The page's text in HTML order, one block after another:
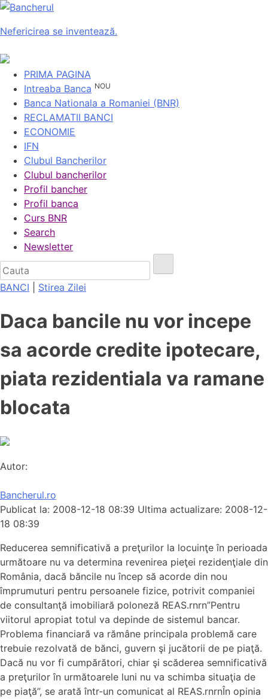
Nefericirea se inventează.
PRIMA PAGINA
Intreaba Banca NOU
Banca Nationala a Romaniei (BNR)
RECLAMATII BANCI
ECONOMIE
IFN
Clubul Bancherilor
Clubul bancherilor
Profil bancher
Profil banca
Curs BNR
Search
Newsletter
BANCI Stirea Zilei
Daca bancile nu vor incepe
sa acorde credite ipotecare,
piata rezidentiala va ramane
blocata
Autor:
Bancherul.ro
Publicat la: 2008-12-18 08:39 Ultima actualizare: 2008-12-
18 08:39
Reducerea semnificativă a preţurilor la locuinţe în perioada
următoare nu va determina revenirea pieţei rezidenţiale din
România, dacă băncile nu încep să acorde din nou
împrumuturi pentru persoanele fizice, potrivit companiei
de consultanţă imobiliară poloneză REAS.rnrn”Pentru
viitorul apropiat totul va depinde de sistemul bancar.
Problema financiară va rămâne principala problemă care
trebuie rezolvată de bănci, guvern şi jucătorii de pe piaţă.
Dacă nu vor fi cumpărători, chiar şi scăderea semnificativă
a preţurilor în următoarele luni nu va schimba situaţia de
pe piaţă”, se arată într-un comunicat al REAS.rnrnÎn opinia